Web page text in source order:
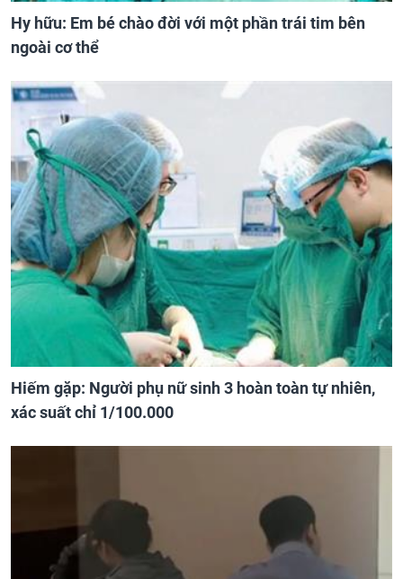
Hy hữu: Em bé chào đời với một phần trái tim bên
ngoài cơ thể
Hiếm gặp: Người phụ nữ sinh 3 hoàn toàn tự nhiên,
xác suất chỉ 1/100.000